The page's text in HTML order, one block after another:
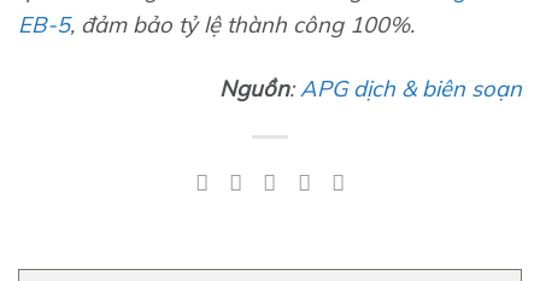
EB-5, đảm bảo tỷ lệ thành công 100%.
Nguồn: APG dịch & biên soạn